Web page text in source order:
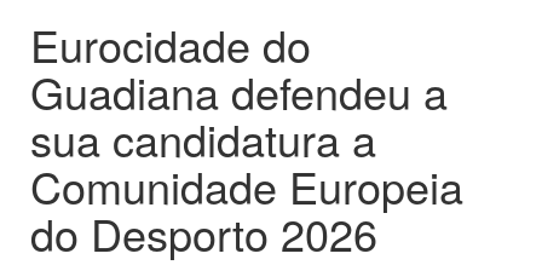
Eurocidade do
Guadiana defendeu a
sua candidatura a
Comunidade Europeia
do Desporto 2026